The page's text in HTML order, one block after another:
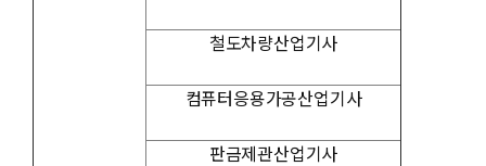
철도차량산업기사
컴퓨터응용가공산업기사
판금제관산업기사